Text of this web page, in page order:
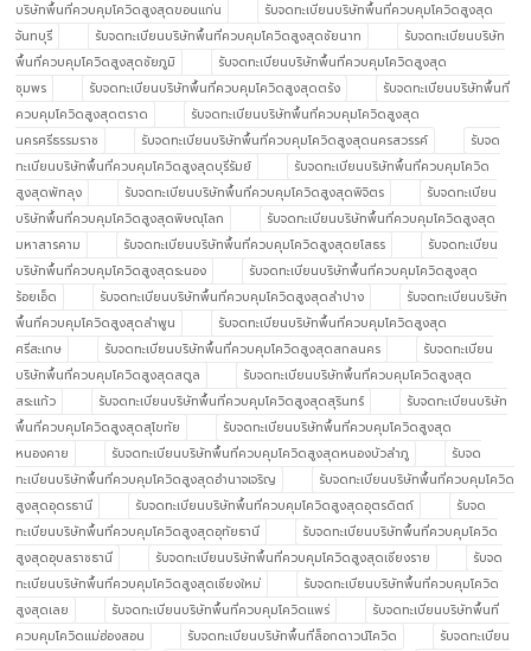
บริษัทพื้นที่ควบคุมโควิดสูงสุดขอนแก่น
รับจดทะเบียนบริษัทพื้นที่ควบคุมโควิดสูงสุด
จันทบุรี
รับจดทะเบียนบริษัทพื้นที่ควบคุมโควิดสูงสุดชัยนาท
รับจดทะเบียนบริษัท
พื้นที่ควบคุมโควิดสูงสุดชัยภูมิ
รับจดทะเบียนบริษัทพื้นที่ควบคุมโควิดสูงสุด
ชุมพร
รับจดทะเบียนบริษัทพื้นที่ควบคุมโควิดสูงสุดตรัง
รับจดทะเบียนบริษัทพื้นที่
ควบคุมโควิดสูงสุดตราด
รับจดทะเบียนบริษัทพื้นที่ควบคุมโควิดสูงสุด
นครศรีธรรมราช
รับจดทะเบียนบริษัทพื้นที่ควบคุมโควิดสูงสุดนครสวรรค์
รับจด
ทะเบียนบริษัทพื้นที่ควบคุมโควิดสูงสุดบุรีรัมย์
รับจดทะเบียนบริษัทพื้นที่ควบคุมโควิด
สูงสุดพัทลุง
รับจดทะเบียนบริษัทพื้นที่ควบคุมโควิดสูงสุดพิจิตร
รับจดทะเบียน
บริษัทพื้นที่ควบคุมโควิดสูงสุดพิษณุโลก
รับจดทะเบียนบริษัทพื้นที่ควบคุมโควิดสูงสุด
มหาสารคาม
รับจดทะเบียนบริษัทพื้นที่ควบคุมโควิดสูงสุดยโสธร
รับจดทะเบียน
บริษัทพื้นที่ควบคุมโควิดสูงสุดระนอง
รับจดทะเบียนบริษัทพื้นที่ควบคุมโควิดสูงสุด
ร้อยเอ็ด
รับจดทะเบียนบริษัทพื้นที่ควบคุมโควิดสูงสุดลำปาง
รับจดทะเบียนบริษัท
พื้นที่ควบคุมโควิดสูงสุดลำพูน
รับจดทะเบียนบริษัทพื้นที่ควบคุมโควิดสูงสุด
ศรีสะเกษ
รับจดทะเบียนบริษัทพื้นที่ควบคุมโควิดสูงสุดสกลนคร
รับจดทะเบียน
บริษัทพื้นที่ควบคุมโควิดสูงสุดสตูล
รับจดทะเบียนบริษัทพื้นที่ควบคุมโควิดสูงสุด
สระแก้ว
รับจดทะเบียนบริษัทพื้นที่ควบคุมโควิดสูงสุดสุรินทร์
รับจดทะเบียนบริษัท
พื้นที่ควบคุมโควิดสูงสุดสุโขทัย
รับจดทะเบียนบริษัทพื้นที่ควบคุมโควิดสูงสุด
หนองคาย
รับจดทะเบียนบริษัทพื้นที่ควบคุมโควิดสูงสุดหนองบัวลำภู
รับจด
ทะเบียนบริษัทพื้นที่ควบคุมโควิดสูงสุดอำนาจเจริญ
รับจดทะเบียนบริษัทพื้นที่ควบคุมโควิด
สูงสุดอุดรธานี
รับจดทะเบียนบริษัทพื้นที่ควบคุมโควิดสูงสุดอุตรดิตถ์
รับจด
ทะเบียนบริษัทพื้นที่ควบคุมโควิดสูงสุดอุทัยธานี
รับจดทะเบียนบริษัทพื้นที่ควบคุมโควิด
สูงสุดอุบลราชธานี
รับจดทะเบียนบริษัทพื้นที่ควบคุมโควิดสูงสุดเชียงราย
รับจด
ทะเบียนบริษัทพื้นที่ควบคุมโควิดสูงสุดเชียงใหม่
รับจดทะเบียนบริษัทพื้นที่ควบคุมโควิด
สูงสุดเลย
รับจดทะเบียนบริษัทพื้นที่ควบคุมโควิดแพร่
รับจดทะเบียนบริษัทพื้นที่
ควบคุมโควิดแม่ฮ่องสอน
รับจดทะเบียนบริษัทพื้นที่ล็อกดาวน์โควิด
รับจดทะเบียน